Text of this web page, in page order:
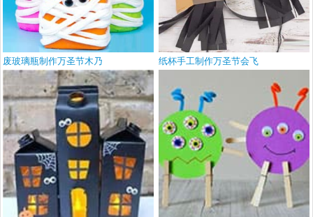
废玻璃瓶制作万圣节木乃 纸杯手工制作万圣节会飞